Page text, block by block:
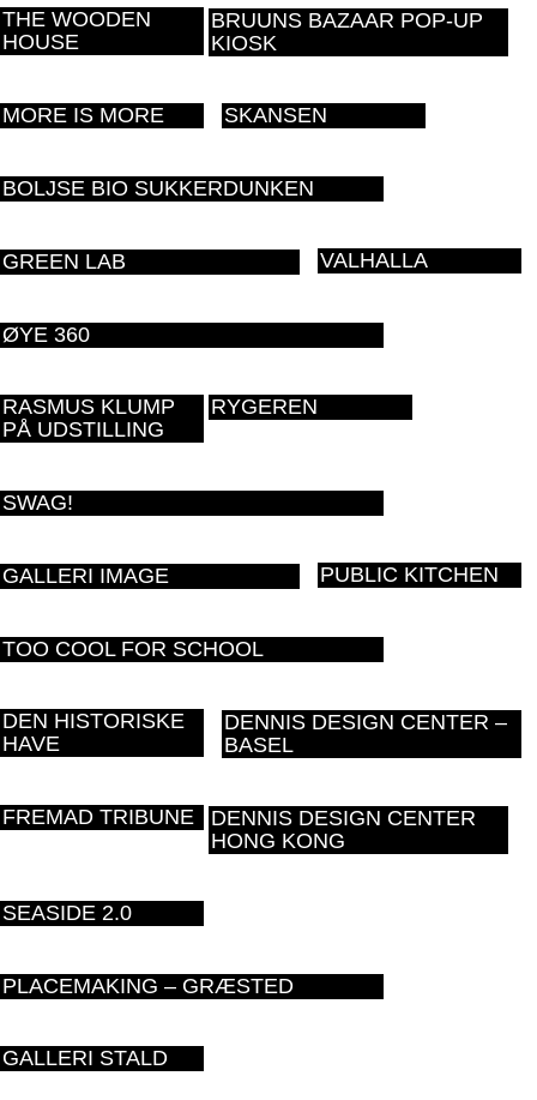
THE WOODEN
HOUSE
BRUUNS BAZAAR POP-UP
KIOSK
MORE IS MORE SKANSEN
BOLJSE BIO SUKKERDUNKEN
GREEN LAB VALHALLA
ØYE 360
RASMUS KLUMP
PÅ UDSTILLING
RYGEREN
SWAG!
GALLERI IMAGE PUBLIC KITCHEN
TOO COOL FOR SCHOOL
DEN HISTORISKE
HAVE
DENNIS DESIGN CENTER –
BASEL
FREMAD TRIBUNE
DENNIS DESIGN CENTER
HONG KONG
SEASIDE 2.0
PLACEMAKING – GRÆSTED
GALLERI STALD